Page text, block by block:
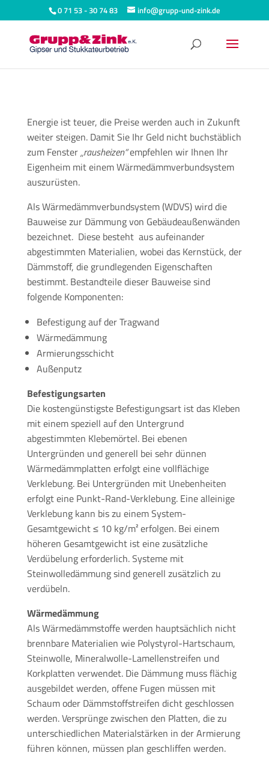
0 71 53 - 30 74 83 info@grupp-und-zink.de
Energie ist teuer, die Preise werden auch in Zukunft
weiter steigen. Damit Sie Ihr Geld nicht buchstäblich
zum Fenster„rausheizen“empfehlen wir Ihnen Ihr
Eigenheim mit einem Wärmedämmverbundsystem
auszurüsten.
Als Wärmedämmverbundsystem (WDVS) wird die
Bauweise zur Dämmung von Gebäudeaußenwänden
bezeichnet. Diese besteht aus aufeinander
abgestimmten Materialien, wobei das Kernstück, der
Dämmstoff, die grundlegenden Eigenschaften
bestimmt. Bestandteile dieser Bauweise sind
folgende Komponenten:
Befestigung auf der Tragwand
Wärmedämmung
Armierungsschicht
Außenputz
Befestigungsarten
Die kostengünstigste Befestigungsart ist das Kleben
mit einem speziell auf den Untergrund
abgestimmten Klebemörtel. Bei ebenen
Untergründen und generell bei sehr dünnen
Wärmedämmplatten erfolgt eine vollflächige
Verklebung. Bei Untergründen mit Unebenheiten
erfolgt eine Punkt-Rand-Verklebung. Eine alleinige
Verklebung kann bis zu einem System-
Gesamtgewicht ≤ 10 kg/m² erfolgen. Bei einem
höheren Gesamtgewicht ist eine zusätzliche
Verdübelung erforderlich. Systeme mit
Steinwolledämmung sind generell zusätzlich zu
verdübeln.
Wärmedämmung
Als Wärmedämmstoffe werden hauptsächlich nicht
brennbare Materialien wie Polystyrol-Hartschaum,
Steinwolle, Mineralwolle-Lamellenstreifen und
Korkplatten verwendet. Die Dämmung muss flächig
ausgebildet werden, offene Fugen müssen mit
Schaum oder Dämmstoffstreifen dicht geschlossen
werden. Versprünge zwischen den Platten, die zu
unterschiedlichen Materialstärken in der Armierung
führen können, müssen plan geschliffen werden.